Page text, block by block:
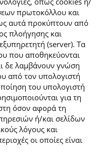
πρωτοκόλλου και
αυτά προκύπτουν από
πλοήγησης και
(server). Τα
που αποθηκεύονται
δε λαμβάνουν γνώση
από τον υπολογιστή
του υπολογιστή
για τη
όσον αφορά τη
ή/και σελίδων
λόγους και
οι οποίες είναι